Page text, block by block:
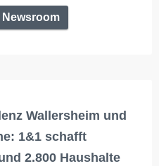
Newsroom
Wallersheim und
1&1 schafft
2.800 Haushalte